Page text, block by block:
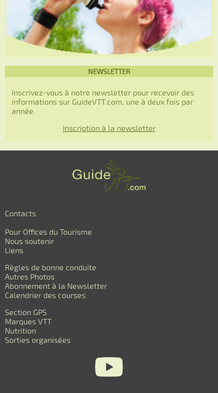
NEWSLETTER
Inscrivez-vous à notre newsletter pour recevoir des
informations sur GuideVTT.com, une à deux fois par
année.
Inscription à la newsletter
Contacts
Pour Offices du Tourisme
Nous soutenir
Liens
Règles de bonne conduite
Autres Photos
Abonnement à la Newsletter
Calendrier des courses
Section GPS
Marques VTT
Nutrition
Sorties organisées